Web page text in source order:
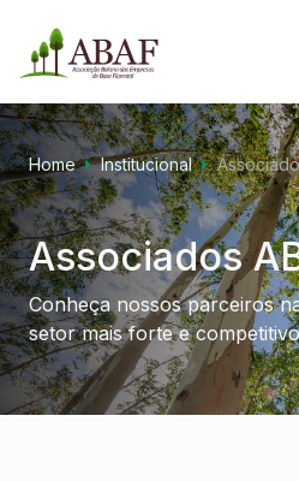
Home Institucional
Associados
Conheça nossos parceiros
setor mais forte e